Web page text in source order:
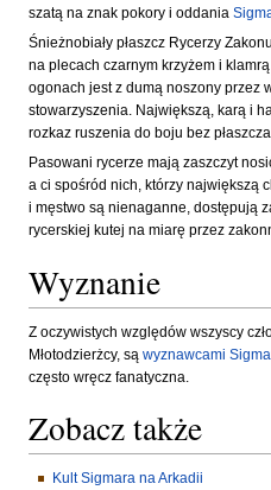
szatą na znak pokory i oddania
Śnieżnobiały płaszcz Rycerzy
na plecach czarnym krzyżem i
ogonach jest z dumą noszony przez
stowarzyszenia. Największą, karą i
rozkaz ruszenia do boju bez
Pasowani rycerze mają zaszczyt
a ci spośród nich, którzy największą
i męstwo są nienaganne, dostępują
rycerskiej kutej na miarę przez
Wyznanie
Z oczywistych względów wszyscy
Młotodzierżcy, są wyznawcami
często wręcz fanatyczna.
Zobacz także
Kult Sigmara na Arkadii